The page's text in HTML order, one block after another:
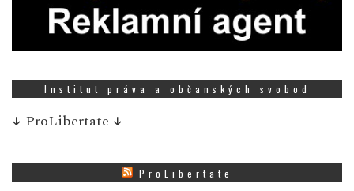
Institut práva a občanských svobod
↓ ProLibertate ↓
ProLibertate